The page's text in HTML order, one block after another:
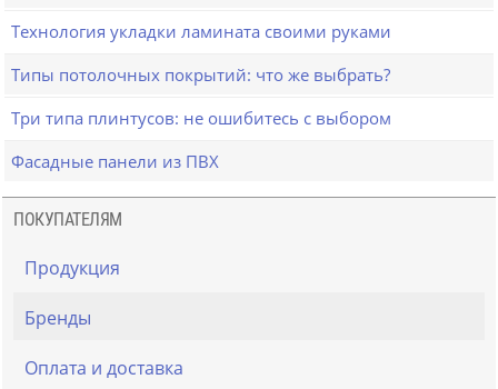
Технология укладки ламината своими руками
Типы потолочных покрытий: что же выбрать?
Три типа плинтусов: не ошибитесь с выбором
Фасадные панели из ПВХ
ПОКУПАТЕЛЯМ
Продукция
Бренды
Оплата и доставка